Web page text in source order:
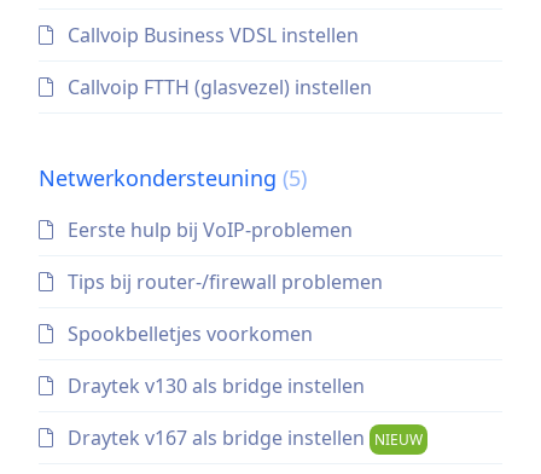
Callvoip Business VDSL instellen
Callvoip FTTH (glasvezel) instellen
Netwerkondersteuning (5)
Eerste hulp bij VoIP-problemen
Tips bij router-/firewall problemen
Spookbelletjes voorkomen
Draytek v130 als bridge instellen
Draytek v167 als bridge instellen NIEUW